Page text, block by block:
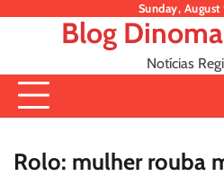
Sunday,
Blog
Notícias
Rolo: mulher rouba